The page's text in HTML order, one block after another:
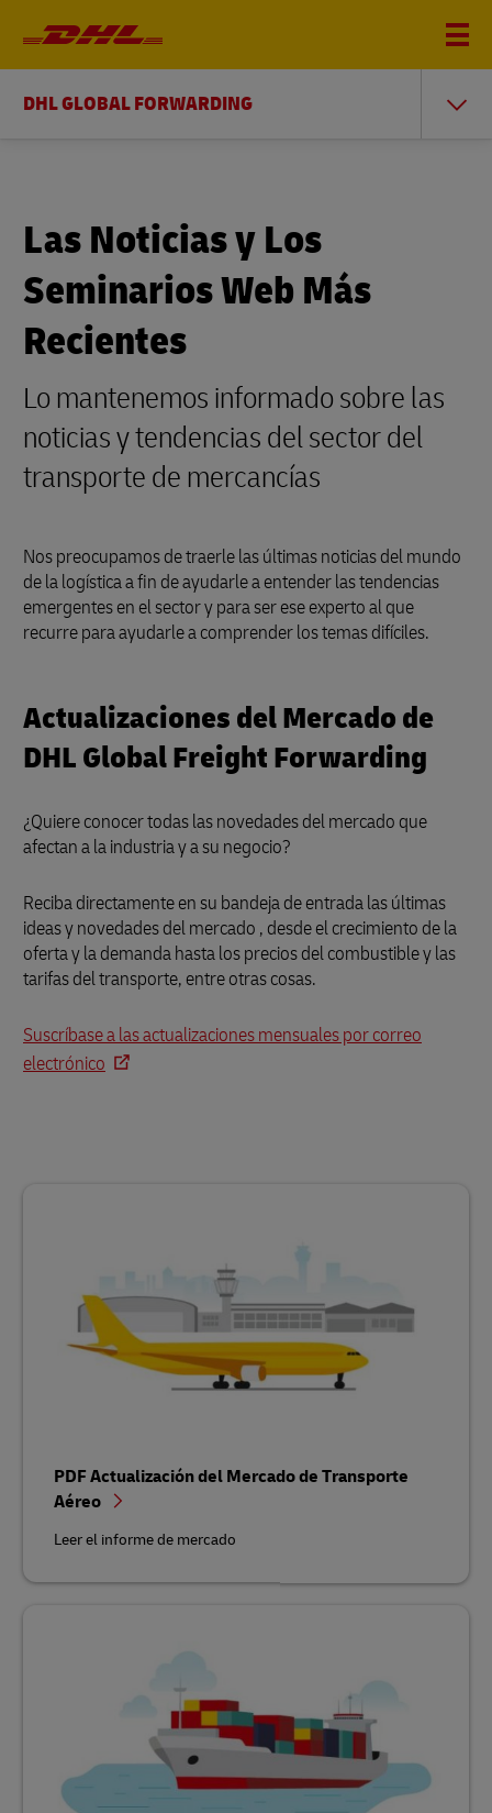
DHL GLOBAL FORWARDING
Las Noticias y Los
Seminarios Web Más
Recientes
Lo mantenemos informado sobre las
noticias y tendencias del sector del
transporte de mercancías
Nos preocupamos de traerle las últimas noticias del mundo
de la logística a fin de ayudarle a entender las tendencias
emergentes en el sector y para ser ese experto al que
recurre para ayudarle a comprender los temas difíciles.
Actualizaciones del Mercado de
DHL Global Freight Forwarding
¿Quiere conocer todas las novedades del mercado que
afectan a la industria y a su negocio?
Reciba directamente en su bandeja de entrada las últimas
ideas y novedades del mercado , desde el crecimiento de la
oferta y la demanda hasta los precios del combustible y las
tarifas del transporte, entre otras cosas.
Suscríbase a las actualizaciones mensuales por correo
electrónico
PDF Actualización del Mercado de Transporte
Aéreo
Leer el informe de mercado